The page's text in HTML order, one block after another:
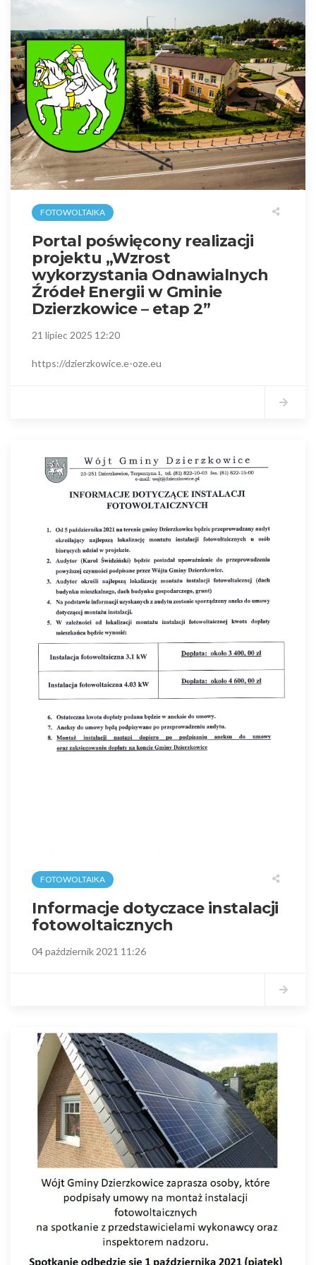
FOTOWOLTAIKA
Portal poświęcony realizacji
projektu „Wzrost
wykorzystania Odnawialnych
Źródeł Energii w Gminie
Dzierzkowice – etap 2”
21 lipiec 2025 12:20
https://dzierzkowice.e-oze.eu
FOTOWOLTAIKA
Informacje dotyczace instalacji
fotowoltaicznych
04 październik 2021 11:26